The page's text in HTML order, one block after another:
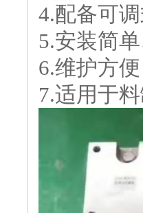
4.配备可
5.安装简
6.维护方
7.适用于